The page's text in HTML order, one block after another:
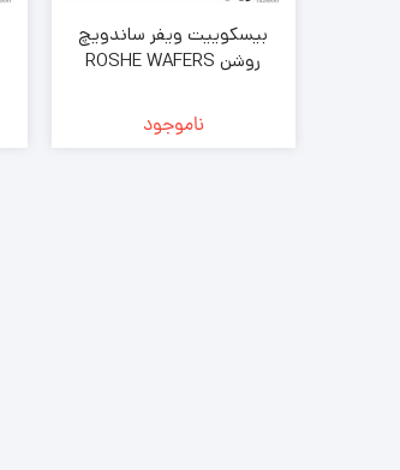
بیسکوییت ویفر ساندویچ
روشن ROSHE WAFERS
بسته 142 گرمی ( خرده فروشی
)
ناموجود